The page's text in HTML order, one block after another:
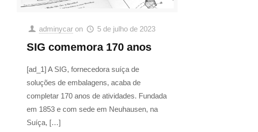
adminycar on 5 de julho de 2023
SIG comemora 170 anos
[ad_1] A SIG, fornecedora suíça de
soluções de embalagens, acaba de
completar 170 anos de atividades. Fundada
em 1853 e com sede em Neuhausen, na
Suíça, […]